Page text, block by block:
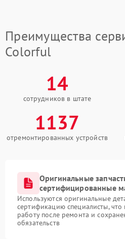
Преимущества
Colorful
14
сотрудников в штате
1137
отремонтированных устройств
Оригинальные
сертифицированные
Используются оригинальные
сертификацию специалисты,
работу после ремонта и
обязательств